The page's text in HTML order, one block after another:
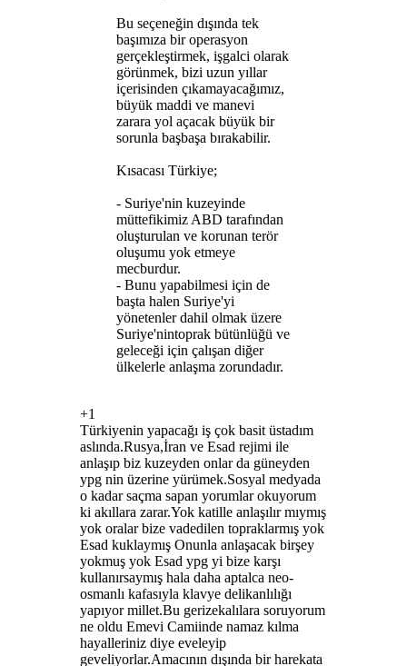
Bu seçeneğin dışında tek
başımıza bir operasyon
gerçekleştirmek, işgalci olarak
görünmek, bizi uzun yıllar
içerisinden çıkamayacağımız,
büyük maddi ve manevi
zarara yol açacak büyük bir
sorunla başbaşa bırakabilir.
Kısacası Türkiye;
- Suriye'nin kuzeyinde
müttefikimiz ABD tarafından
oluşturulan ve korunan terör
oluşumu yok etmeye
mecburdur.
- Bunu yapabilmesi için de
başta halen Suriye'yi
yönetenler dahil olmak üzere
Suriye'nintoprak bütünlüğü ve
geleceği için çalışan diğer
ülkelerle anlaşma zorundadır.
+1
Türkiyenin yapacağı iş çok basit üstadım
aslında.Rusya,İran ve Esad rejimi ile
anlaşıp biz kuzeyden onlar da güneyden
ypg nin üzerine yürümek.Sosyal medyada
o kadar saçma sapan yorumlar okuyorum
ki akıllara zarar.Yok katille anlaşılır mıymış
yok oralar bize vadedilen topraklarmış yok
Esad kuklaymış Onunla anlaşacak birşey
yokmuş yok Esad ypg yi bize karşı
kullanırsaymış hala daha aptalca neo-
osmanlı kafasıyla klavye delikanlılığı
yapıyor millet.Bu gerizekalılara soruyorum
ne oldu Emevi Camiinde namaz kılma
hayalleriniz diye eveleyip
geveliyorlar.Amacının dışında bir harekata